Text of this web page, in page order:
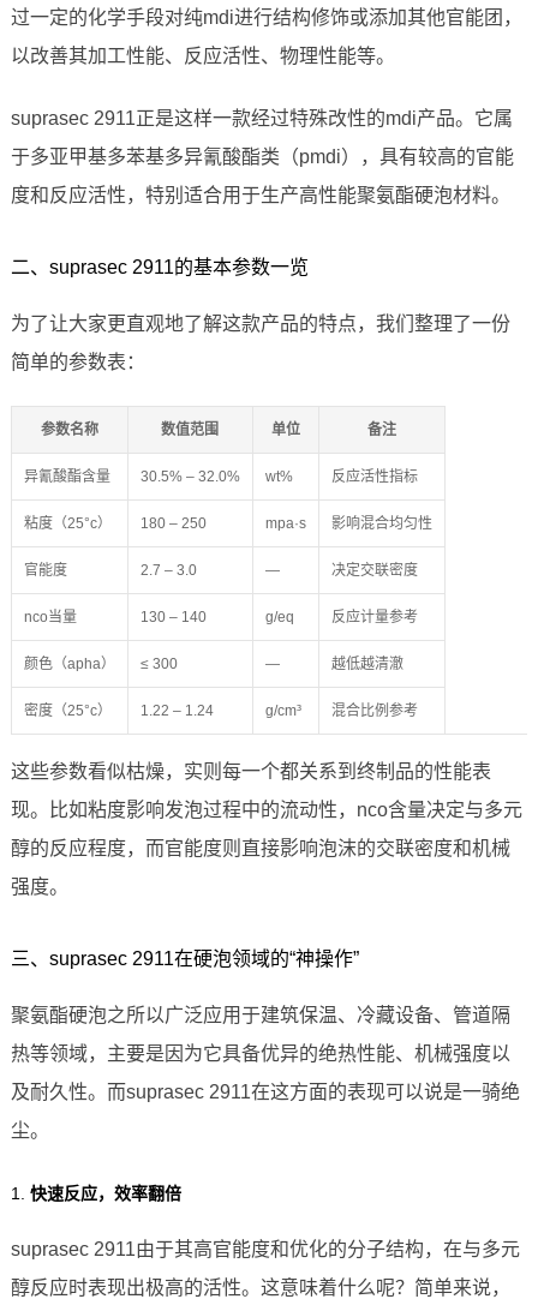
过一定的化学手段对纯mdi进行结构修饰或添加其他官能团，
以改善其加工性能、反应活性、物理性能等。
suprasec 2911正是这样一款经过特殊改性的mdi产品。它属
于多亚甲基多苯基多异氰酸酯类（pmdi），具有较高的官能
度和反应活性，特别适合用于生产高性能聚氨酯硬泡材料。
二、suprasec 2911的基本参数一览
为了让大家更直观地了解这款产品的特点，我们整理了一份
简单的参数表：
参数名称 数值范围 单位 备注
异氰酸酯含量 30.5% – 32.0% wt% 反应活性指标
粘度（25°c） 180 – 250 mpa·s 影响混合均匀性
官能度 2.7 – 3.0 — 决定交联密度
nco当量 130 – 140 g/eq 反应计量参考
颜色（apha） ≤ 300 — 越低越清澈
密度（25°c） 1.22 – 1.24 g/cm³ 混合比例参考
这些参数看似枯燥，实则每一个都关系到终制品的性能表
现。比如粘度影响发泡过程中的流动性，nco含量决定与多元
醇的反应程度，而官能度则直接影响泡沫的交联密度和机械
强度。
三、suprasec 2911在硬泡领域的“神操作”
聚氨酯硬泡之所以广泛应用于建筑保温、冷藏设备、管道隔
热等领域，主要是因为它具备优异的绝热性能、机械强度以
及耐久性。而suprasec 2911在这方面的表现可以说是一骑绝
尘。
1. 快速反应，效率翻倍
suprasec 2911由于其高官能度和优化的分子结构，在与多元
醇反应时表现出极高的活性。这意味着什么呢？简单来说，